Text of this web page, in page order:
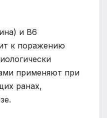
и В6
к поражению
применяют при
ранах,